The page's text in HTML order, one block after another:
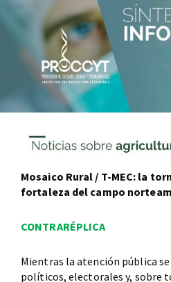
Mosaico Rural / T-MEC: la
fortaleza del campo
CONTRARÉPLICA
Mientras la atención pública
políticos, electorales y, sobre